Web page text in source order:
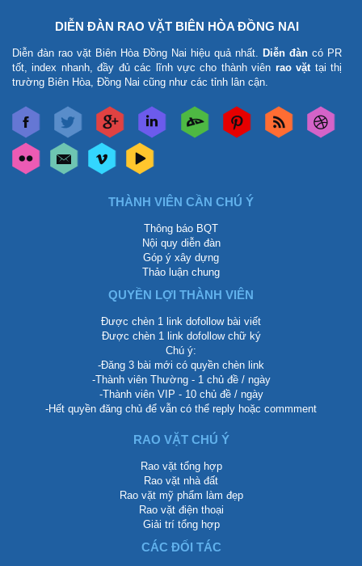
DIỄN ĐÀN RAO VẶT BIÊN HÒA ĐỒNG NAI
Diễn đàn rao vặt Biên Hòa Đồng Nai hiệu quả nhất. Diễn đàn có PR
tốt, index nhanh, đầy đủ các lĩnh vực cho thành viên rao vặttại thị
trường Biên Hòa, Đồng Nai cũng như các tỉnh lân cận.
THÀNH VIÊN CẦN CHÚ Ý
Thông báo BQT
Nội quy diễn đàn
Góp ý xây dựng
Thảo luận chung
QUYỀN LỢI THÀNH VIÊN
Được chèn 1 link dofollow bài viết
Được chèn 1 link dofollow chữ ký
Chú ý:
-Đăng 3 bài mới có quyền chèn link
-Thành viên Thường - 1 chủ đề / ngày
-Thành viên VIP - 10 chủ đề / ngày
-Hết quyền đăng chủ để vẫn có thể reply hoặc commment
RAO VẶT CHÚ Ý
Rao vặt tổng hợp
Rao vặt nhà đất
Rao vặt mỹ phẩm làm đẹp
Rao vặt điện thoại
Giải trí tổng hợp
CÁC ĐỐI TÁC